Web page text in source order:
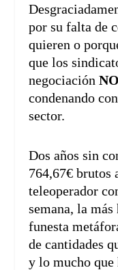
por su falta de
quieren o
que los
negociación
condenando
sector.
Dos años sin
764,67€ brutos
teleoperador
semana, la
funesta
de cantidades
y lo mucho